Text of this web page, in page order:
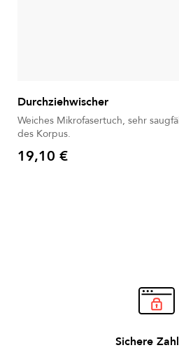
Durchziehwischer
Weiches Mikrofasertuch, sehr
des Korpus.
Preis
19,10 €
Sichere